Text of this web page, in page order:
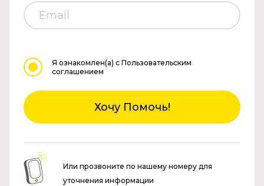
Я ознакомлен(а) с Пользовательским
соглашением
Хочу Помочь!
Или прозвоните по нашему номеру для
уточнения информации